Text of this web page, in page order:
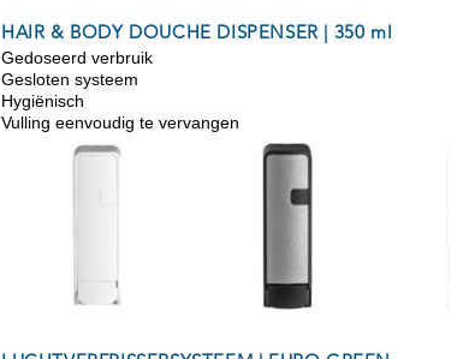
HAIR & BODY DOUCHE DISPENSER | 350 ml
Gedoseerd verbruik
Gesloten systeem
Hygiënisch
Vulling eenvoudig te vervangen